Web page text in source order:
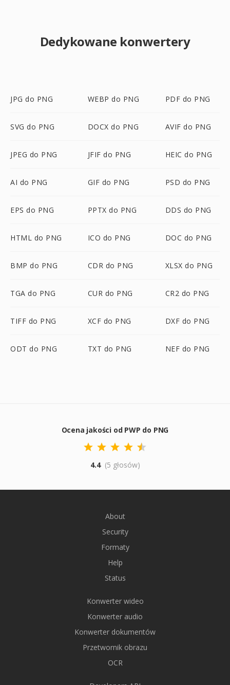
Dedykowane konwertery
JPG do PNG WEBP do PNG PDF do PNG
SVG do PNG DOCX do PNG AVIF do PNG
JPEG do PNG JFIF do PNG HEIC do PNG
AI do PNG GIF do PNG PSD do PNG
EPS do PNG PPTX do PNG DDS do PNG
HTML do PNG ICO do PNG DOC do PNG
BMP do PNG CDR do PNG XLSX do PNG
TGA do PNG CUR do PNG CR2 do PNG
TIFF do PNG XCF do PNG DXF do PNG
ODT do PNG TXT do PNG NEF do PNG
Ocena jakości od PWP do PNG
4.4 (5 głosów)
About
Security
Formaty
Help
Status
Konwerter wideo
Konwerter audio
Konwerter dokumentów
Przetwornik obrazu
OCR